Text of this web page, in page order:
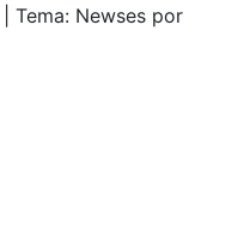
Tema: Newses por